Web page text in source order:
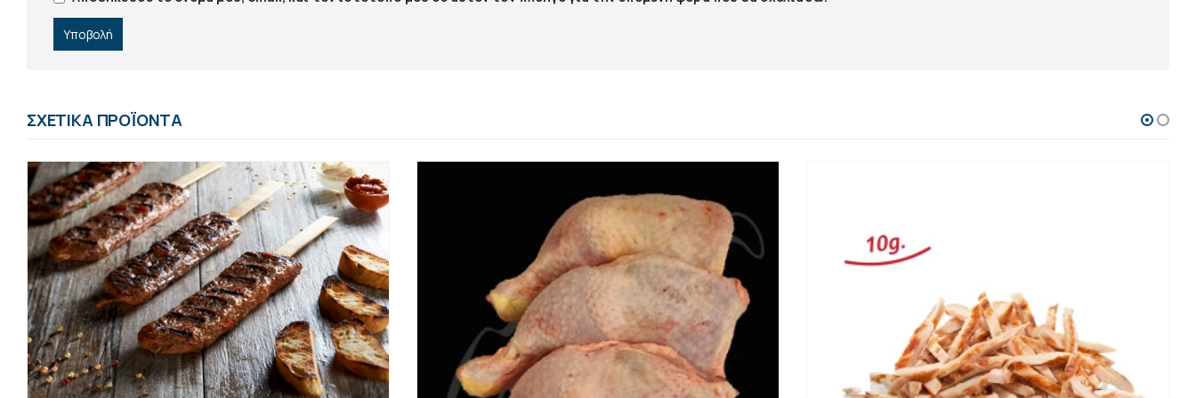
ΣΧΕΤΙΚΆ ΠΡΟΪΌΝΤΑ